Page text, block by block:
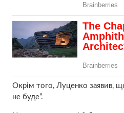
Окрім того, Луценко заявив, що
не буде”.